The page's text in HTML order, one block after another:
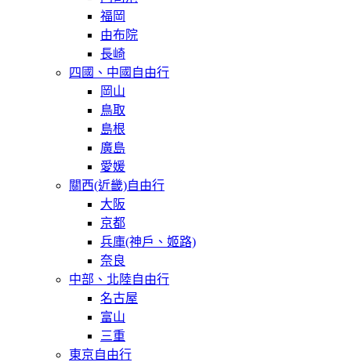
福岡
由布院
長崎
四國、中國自由行
岡山
鳥取
島根
廣島
愛媛
關西(近畿)自由行
大阪
京都
兵庫(神戶、姬路)
奈良
中部、北陸自由行
名古屋
富山
三重
東京自由行